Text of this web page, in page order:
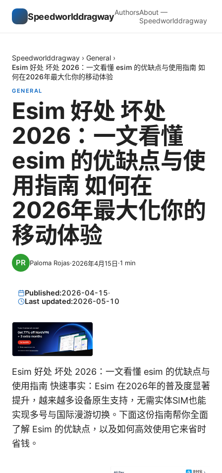
SpeedworlddragwayAuthorsAbout —
Speedworlddragway
Speedworlddragway › General ›
Esim 好处 坏处 2026：一文看懂 esim 的优缺点与使用指南 如
何在2026年最大化你的移动体验
GENERAL
Esim 好处 坏处
2026：一文看懂
esim 的优缺点与使
用指南 如何在
2026年最大化你的
移动体验
Paloma Rojas·2026年4月15日·1 min
Published:2026-04-15·
Last updated:2026-05-10
Esim 好处 坏处 2026：一文看懂 esim 的优缺点与
使用指南 快速事实：Esim 在2026年的普及度显著
提升，越来越多设备原生支持，无需实体SIM也能
实现多号与国际漫游切换。下面这份指南帮你全面
了解 Esim 的优缺点，以及如何高效使用它来省时
省钱。